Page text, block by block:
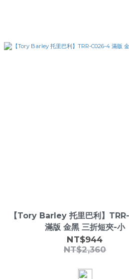
【Tory Barley 托里巴利】
滿版 金黑 三折短夾-小
NT$944
NT$2,360